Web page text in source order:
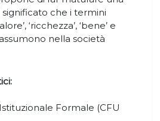
significato che i termini
‘ricchezza’, ‘bene’ e
nella società
Formale (CFU